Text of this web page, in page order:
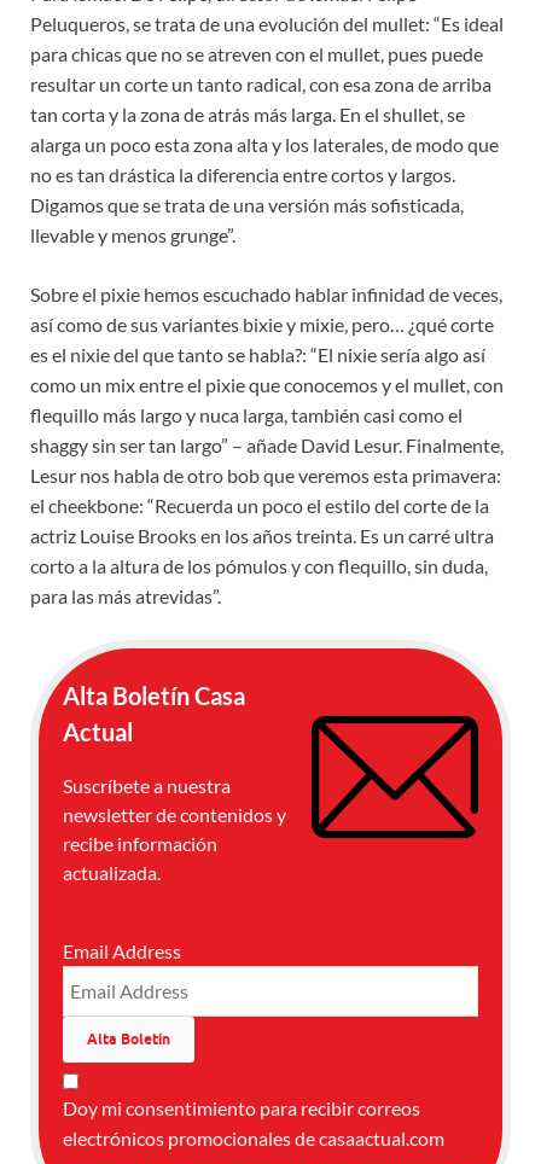
Peluqueros, se trata de una evolución del mullet: “Es ideal
para chicas que no se atreven con el mullet, pues puede
resultar un corte un tanto radical, con esa zona de arriba
tan corta y la zona de atrás más larga. En el shullet, se
alarga un poco esta zona alta y los laterales, de modo que
no es tan drástica la diferencia entre cortos y largos.
Digamos que se trata de una versión más sofisticada,
llevable y menos grunge”.
Sobre el pixie hemos escuchado hablar infinidad de veces,
así como de sus variantes bixie y mixie, pero… ¿qué corte
es el nixie del que tanto se habla?: “El nixie sería algo así
como un mix entre el pixie que conocemos y el mullet, con
flequillo más largo y nuca larga, también casi como el
shaggy sin ser tan largo” – añade David Lesur. Finalmente,
Lesur nos habla de otro bob que veremos esta primavera:
el cheekbone: “Recuerda un poco el estilo del corte de la
actriz Louise Brooks en los años treinta. Es un carré ultra
corto a la altura de los pómulos y con flequillo, sin duda,
para las más atrevidas”.
Alta Boletín Casa
Actual
Suscríbete a nuestra
newsletter de contenidos y
recibe información
actualizada.
Email Address
Doy mi consentimiento para recibir correos
electrónicos promocionales de casaactual.com